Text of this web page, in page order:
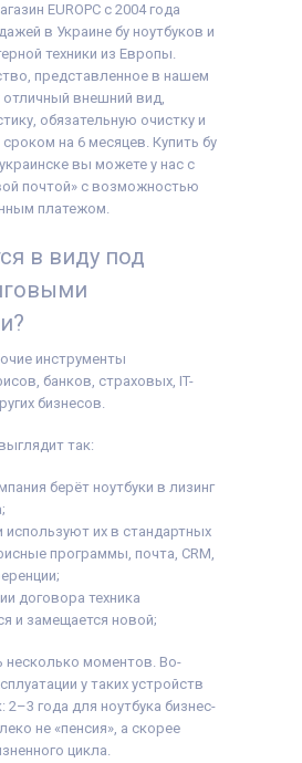
EUROPC с 2004 года
в Украине бу ноутбуков и
техники из Европы.
представленное в нашем
отличный внешний вид,
обязательную очистку и
на 6 месяцев. Купить бу
вы можете у нас с
почтой» с возможностью
платежом.
в виду под
инструменты
банков, страховых, IT-
бизнесов.
так:
берёт ноутбуки в лизинг
используют их в стандартных
программы, почта, CRM,
договора техника
и замещается новой;
несколько моментов. Во-
у таких устройств
2–3 года для ноутбука бизнес-
не «пенсия», а скорее
цикла.